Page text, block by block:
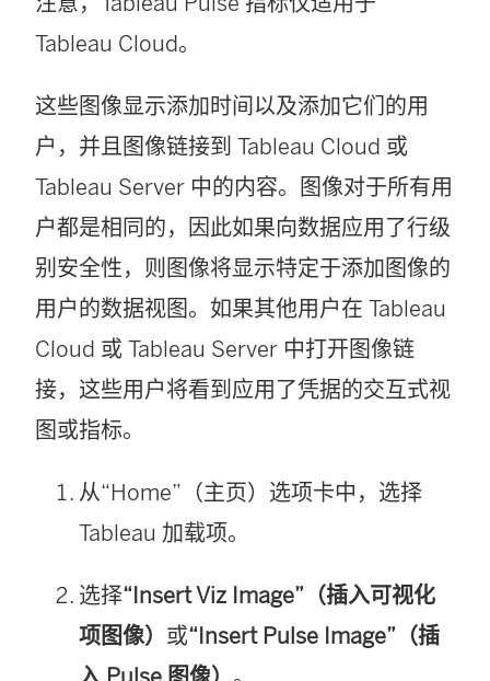
Tableau Cloud。
这些图像显示添加时间以及添加它们的用
户，并且图像链接到 Tableau Cloud 或
Tableau Server 中的内容。图像对于所有用
户都是相同的，因此如果向数据应用了行级
别安全性，则图像将显示特定于添加图像的
用户的数据视图。如果其他用户在 Tableau
Cloud 或 Tableau Server 中打开图像链
接，这些用户将看到应用了凭据的交互式视
图或指标。
从“Home”（主页）选项卡中，选择
Tableau 加载项。
选择“Insert Viz Image”（插入可视化
项图像） 或“Insert Pulse Image”（插